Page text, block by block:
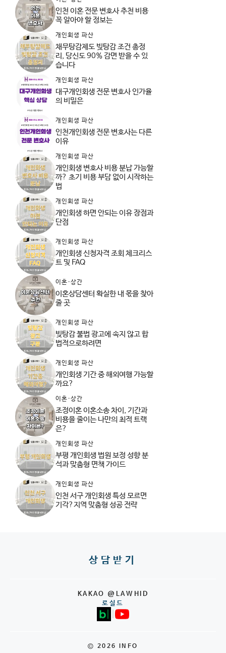
인천 이혼 전문 변호사 추천 비용
꼭 알아야 할 정보는
개인회생 파산
채무탕감제도 빚탕감 조건 총정
리, 당신도 90% 감면 받을 수 있
습니다
개인회생 파산
대구개인회생 전문 변호사 인가율
의 비밀은
개인회생 파산
인천개인회생 전문 변호사는 다른
이유
개인회생 파산
개인회생 변호사 비용 분납 가능할
까? 초기 비용 부담 없이 시작하는
법
개인회생 파산
개인회생 하면 안되는 이유 장점과
단점
개인회생 파산
개인회생 신청자격 조회 체크리스
트 및 FAQ
이혼·상간
이혼상담센터 확실한 내 몫을 찾아
줄 곳
개인회생 파산
빚탕감 불법 광고에 속지 않고 합
법적으로하려면
개인회생 파산
개인회생 기간 중 해외여행 가능할
까요?
이혼·상간
조정이혼 이혼소송 차이, 기간과
비용을 줄이는 나만의 최적 트랙
은?
개인회생 파산
부평 개인회생 법원 보정 성향 분
석과 맞춤형 면책 가이드
개인회생 파산
인천 서구 개인회생 특성 모르면
기각?지역 맞춤형 성공 전략
상담받기
KAKAO @LAWHID
로실드
© 2026 INFO